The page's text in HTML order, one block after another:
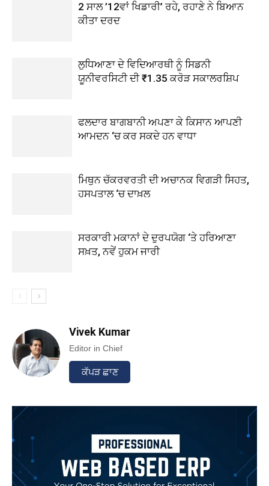
2 ਸਾਲ ’12ਵਾਂ ਖਿਡਾਰੀ’ ਰਹੇ, ਰਹਾਣੇ ਨੇ ਬਿਆਨ
ਕੀਤਾ ਦਰਦ
ਲੁਧਿਆਣਾ ਦੇ ਵਿਦਿਆਰਥੀ ਨੂੰ ਸਿਡਨੀ
ਯੂਨੀਵਰਸਿਟੀ ਦੀ ₹1.35 ਕਰੋੜ ਸਕਾਲਰਸ਼ਿਪ
ਫਲਦਾਰ ਬਾਗਬਾਨੀ ਅਪਣਾ ਕੇ ਕਿਸਾਨ ਆਪਣੀ
ਆਮਦਨ ‘ਚ ਕਰ ਸਕਦੇ ਹਨ ਵਾਧਾ
ਮਿਥੁਨ ਚੱਕਰਵਰਤੀ ਦੀ ਅਚਾਨਕ ਵਿਗੜੀ ਸਿਹਤ,
ਹਸਪਤਾਲ ‘ਚ ਦਾਖ਼ਲ
ਸਰਕਾਰੀ ਮਕਾਨਾਂ ਦੇ ਦੁਰਪਯੋਗ ‘ਤੇ ਹਰਿਆਣਾ
ਸਖ਼ਤ, ਨਵੇਂ ਹੁਕਮ ਜਾਰੀ
Vivek Kumar
Editor in Chief
ਕੱਪੜ ਛਾਣ